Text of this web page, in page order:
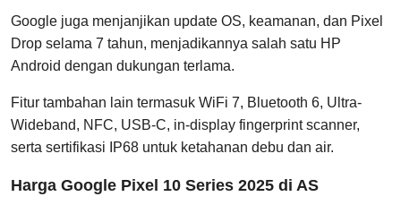
Google juga menjanjikan update OS, keamanan, dan Pixel
Drop selama 7 tahun, menjadikannya salah satu HP
Android dengan dukungan terlama.
Fitur tambahan lain termasuk WiFi 7, Bluetooth 6, Ultra-
Wideband, NFC, USB-C, in-display fingerprint scanner,
serta sertifikasi IP68 untuk ketahanan debu dan air.
Harga Google Pixel 10 Series 2025 di AS